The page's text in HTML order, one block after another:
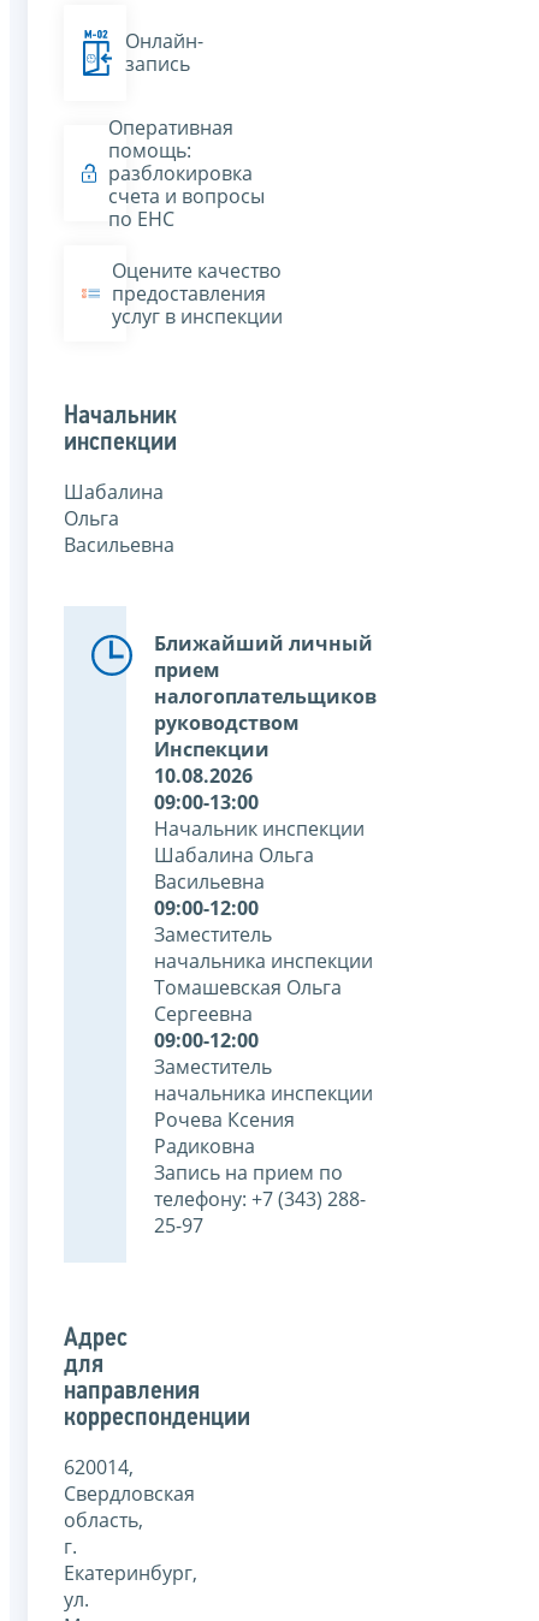
Онлайн-
запись
Оперативная
помощь:
разблокировка
счета и вопросы
по ЕНС
Оцените качество
предоставления
услуг в инспекции
Начальник
инспекции
Шабалина
Ольга
Васильевна
Ближайший личный
прием
налогоплательщиков
руководством
Инспекции
10.08.2026
09:00-13:00
Начальник инспекции
Шабалина Ольга
Васильевна
09:00-12:00
Заместитель
начальника инспекции
Томашевская Ольга
Сергеевна
09:00-12:00
Заместитель
начальника инспекции
Рочева Ксения
Радиковна
Запись на прием по
телефону: +7 (343) 288-
25-97
Адрес
для
направления
корреспонденции
620014,
Свердловская
область,
г.
Екатеринбург,
ул.